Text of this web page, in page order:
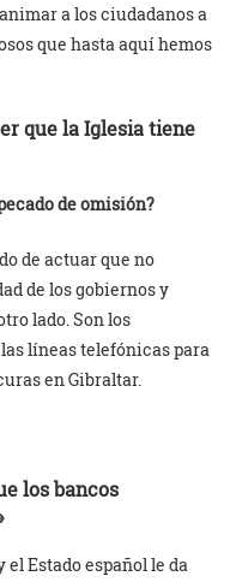
a los ciudadanos a
que hasta aquí hemos
que la Iglesia tiene
de omisión?
de actuar que no
de los gobiernos y
lado. Son los
líneas telefónicas para
en Gibraltar.
los bancos
Estado español le da